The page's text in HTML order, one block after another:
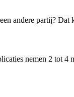
andere partij? Dat
nemen 2 tot 4